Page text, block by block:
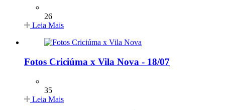
26
Leia Mais
Fotos Criciúma x Vila Nova - 18/07
35
Leia Mais